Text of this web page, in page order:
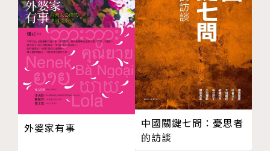
外婆家有事
中國關鍵七問：憂思者
的訪談